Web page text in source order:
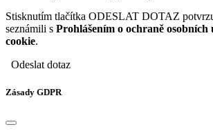
Stisknutím tlačítka ODESLAT DOTAZ
seznámili s Prohlášením o ochraně osobních
cookie.
Odeslat dotaz
Zásady GDPR